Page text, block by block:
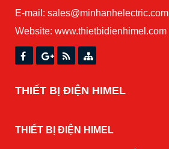
E-mail: sales@minhanhelectric.com
Website: www.thietbidienhimel.com
THIẾT BỊ ĐIỆN HIMEL
THIẾT BỊ ĐIỆN HIMEL